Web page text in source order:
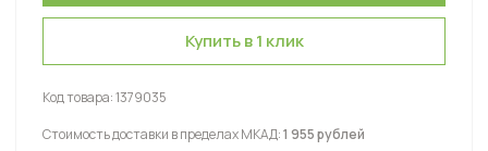
Купить в 1 клик
Код товара:1379035
Стоимость доставки в пределах МКАД:1 955 рублей